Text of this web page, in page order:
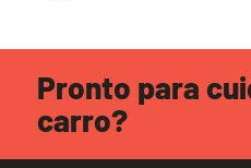
Pronto para
carro?